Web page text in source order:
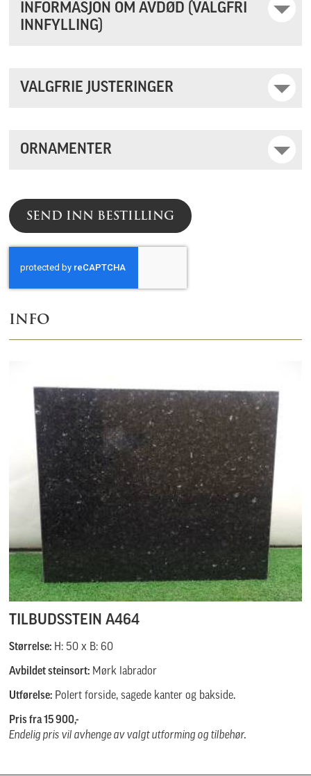
INFO
TILBUDSSTEIN A464
Størrelse: H: 50 x B: 60
Avbildet steinsort: Mørk labrador
Utførelse: Polert forside, sagede kanter og bakside.
Pris fra 15 900,-
Endelig pris vil avhenge av valgt utforming og tilbehør.
INFORMASJON OM AVDØD (VALGFRI
INNFYLLING)
VALGFRIE JUSTERINGER
ORNAMENTER
SEND INN BESTILLING